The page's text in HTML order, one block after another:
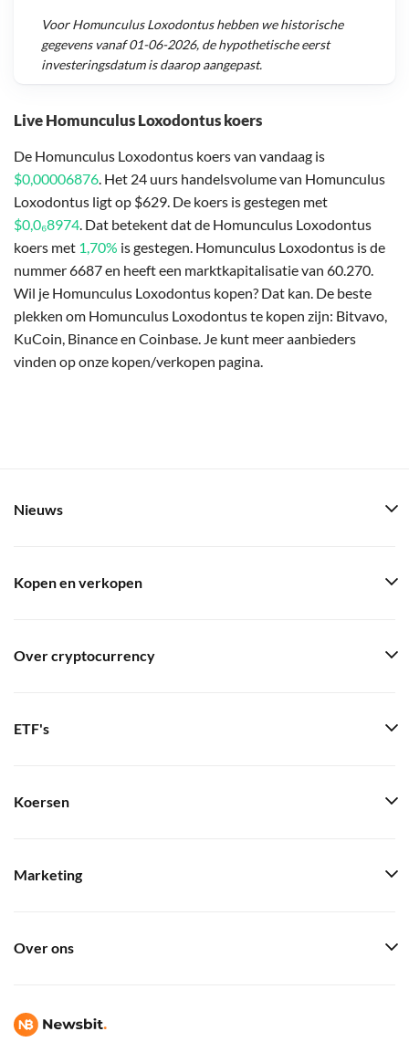
Live Homunculus Loxodontus koers
De Homunculus Loxodontus koers van vandaag is
$0,00006876. Het 24 uurs handelsvolume van Homunculus
Loxodontus ligt op $629. De koers is gestegen met
$0,0₆8974. Dat betekent dat de Homunculus Loxodontus
koers met 1,70% is gestegen. Homunculus Loxodontus is de
nummer 6687 en heeft een marktkapitalisatie van 60.270.
Wil je Homunculus Loxodontus kopen? Dat kan. De beste
plekken om Homunculus Loxodontus te kopen zijn: Bitvavo,
KuCoin, Binance en Coinbase. Je kunt meer aanbieders
vinden op onze kopen/verkopen pagina.
VoorHomunculus Loxodontushebben we historische
gegevens vanaf01-06-2026, de hypothetische eerst
investeringsdatum is daarop aangepast.
Nieuws
Kopen en verkopen
Over cryptocurrency
ETF's
Koersen
Marketing
Over ons